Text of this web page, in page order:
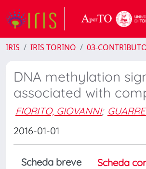
IRIS IRIS TORINO 03-
DNA methylation
associated with
FIORITO, GIOVANNI;
2016-01-01
Scheda breve Scheda